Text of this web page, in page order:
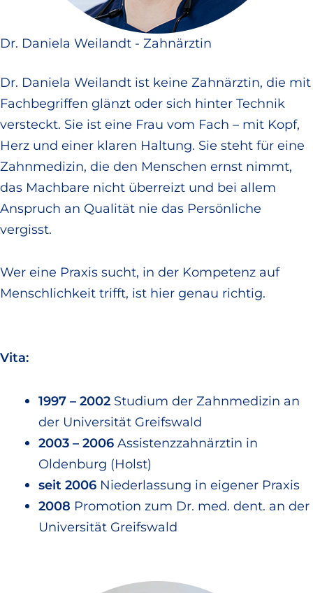
Dr. Daniela Weilandt - Zahnärztin
Dr. Daniela Weilandt ist keine Zahnärztin, die mit
Fachbegriffen glänzt oder sich hinter Technik
versteckt. Sie ist eine Frau vom Fach – mit Kopf,
Herz und einer klaren Haltung. Sie steht für eine
Zahnmedizin, die den Menschen ernst nimmt,
das Machbare nicht überreizt und bei allem
Anspruch an Qualität nie das Persönliche
vergisst.
Wer eine Praxis sucht, in der Kompetenz auf
Menschlichkeit trifft, ist hier genau richtig.
Vita:
1997 – 2002Studium der Zahnmedizin an
der Universität Greifswald
2003 – 2006Assistenzzahnärztin in
Oldenburg (Holst)
seit 2006Niederlassung in eigener Praxis
2008 Promotion zum Dr. med. dent. an der
Universität Greifswald